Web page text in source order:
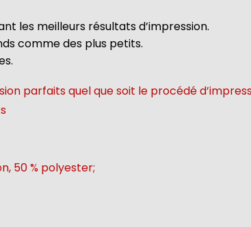
les meilleurs résultats d’impression.
comme des plus petits.
parfaits quel que soit le procédé
50 % polyester;